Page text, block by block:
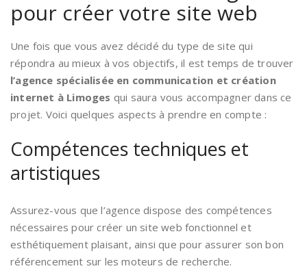
pour créer votre site web
Une fois que vous avez décidé du type de site qui
répondra au mieux à vos objectifs, il est temps de trouver
l’agence spécialisée en communication et création
internet à Limoges qui saura vous accompagner dans ce
projet. Voici quelques aspects à prendre en compte :
Compétences techniques et
artistiques
Assurez-vous que l’agence dispose des compétences
nécessaires pour créer un site web fonctionnel et
esthétiquement plaisant, ainsi que pour assurer son bon
référencement sur les moteurs de recherche.